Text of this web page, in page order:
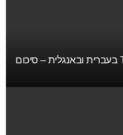
סיכום מלא The Split Cherry Tree בעברית ובאנגלית – סיכום